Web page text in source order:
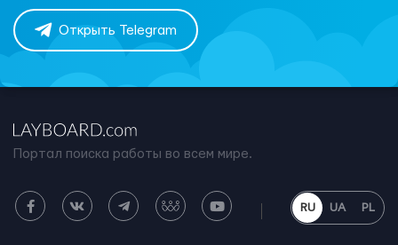
Открыть Telegram
Портал поиска работы во всем мире.
RU UA PL